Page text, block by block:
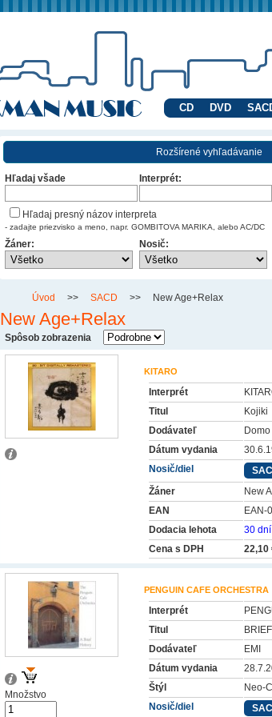
CD DVD
Rozšírené vyhľadávanie
Hľadaj všade Interprét:
Hľadaj presný názov interpreta
- zadajte priezvisko a meno, napr. GOMBITOVA MARIKA, alebo AC/DC
Žáner: Nosič:
Úvod >> SACD >> New Age+Relax
New Age+Relax
Spôsob zobrazenia
KITARO
Interprét
Titul
Kojiki
Dodávateľ
Domo
Dátum vydania
Nosič/diel
Žáner
New
EAN
EAN-
Dodacia lehota
30 dní
Cena s DPH
22,10
PENGUIN CAFE ORCHESTRA
Interprét
Titul
Dodávateľ
EMI
Dátum vydania
Štýl
Neo-
Nosič/diel
Množstvo